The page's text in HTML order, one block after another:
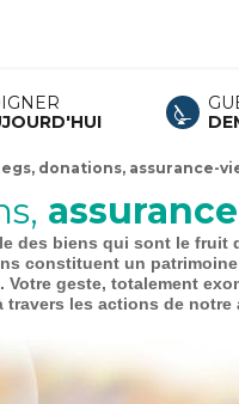
donations, assurance-
des biens qui sont le
constituent un
geste, totalement
les actions de notre